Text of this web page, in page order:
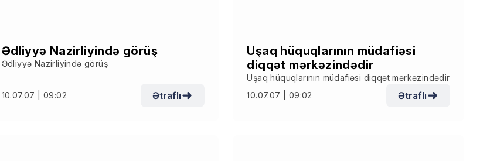
Ədliyyə Nazirliyində görüş
Ədliyyə Nazirliyində görüş
10.07.07 | 09:02 Ətraflı
Uşaq hüquqlarının müdafiəsi
diqqət mərkəzindədir
Uşaq hüquqlarının müdafiəsi diqqət mərkəzindədir
10.07.07 | 09:02
Ətraflı